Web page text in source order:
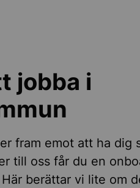
jobba i
fram emot att ha dig
till oss får du en
berättar vi lite om